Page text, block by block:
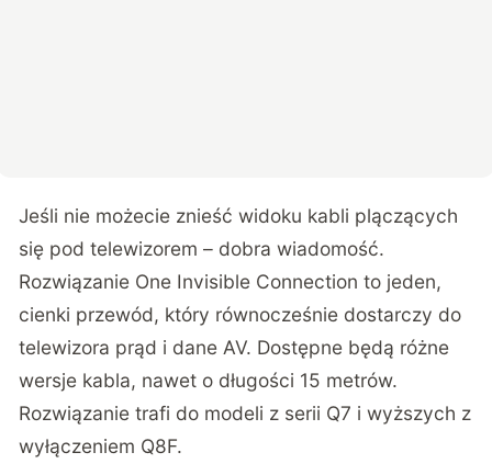
Jeśli nie możecie znieść widoku kabli plączących
się pod telewizorem – dobra wiadomość.
Rozwiązanie One Invisible Connection to jeden,
cienki przewód, który równocześnie dostarczy do
telewizora prąd i dane AV. Dostępne będą różne
wersje kabla, nawet o długości 15 metrów.
Rozwiązanie trafi do modeli z serii Q7 i wyższych z
wyłączeniem Q8F.